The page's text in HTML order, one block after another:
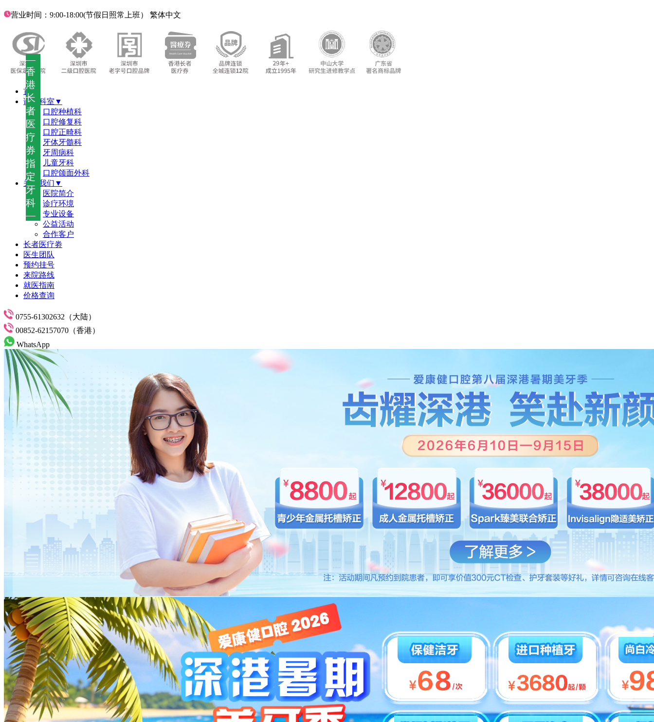
—
香
港
长
者
医
疗
券
指
定
牙
科
—
营业时间：9:00-18:00(节假日照常上班） 繁体中文
首页
诊疗科室▼
口腔种植科
口腔修复科
口腔正畸科
牙体牙髓科
牙周病科
儿童牙科
口腔颌面外科
关于我们▼
医院简介
诊疗环境
专业设备
公益活动
合作客户
长者医疗劵
医生团队
预约挂号
来院路线
就医指南
价格查询
0755-61302632（大陆）
00852-62157070（香港）
WhatsApp